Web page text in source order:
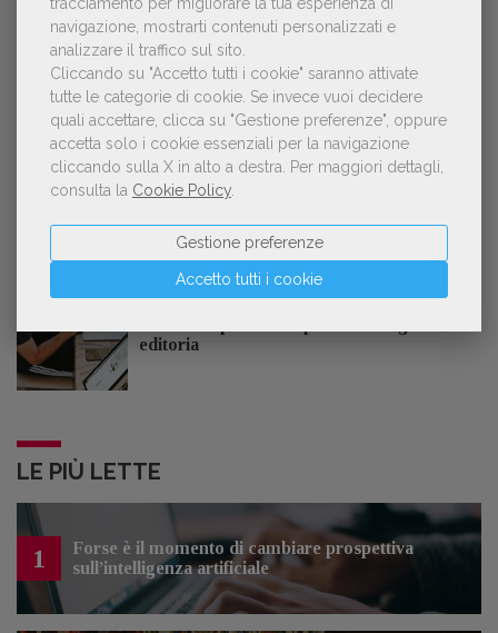
navigazione, mostrarti contenuti personalizzati e
analizzare il traffico sul sito.
Cliccando su "Accetto tutti i cookie" saranno attivate
tutte le categorie di cookie. Se invece vuoi decidere
quali accettare, clicca su "Gestione preferenze", oppure
accetta solo i cookie essenziali per la navigazione
cliccando sulla X in alto a destra. Per maggiori dettagli,
consulta la Cookie Policy
Accetto tutti i cookie
Gestione preferenze
GDL TV
Lorenzo Armando (gruppo Piccoli editori
AIE): «Lavoriamo per tutelare chi, anche
su piccola scala, opera con un vero
approccio d'impresa»
OFFERTE DI LAVORO
editoria
LE PIÙ LETTE
1
Forse è il momento di cambiare prospettiva
sull’intelligenza artificiale